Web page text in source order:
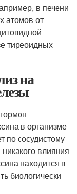
в печени
атомов от
тиреоидных
на
в организме
по сосудистому
влияния
находится в
биологически